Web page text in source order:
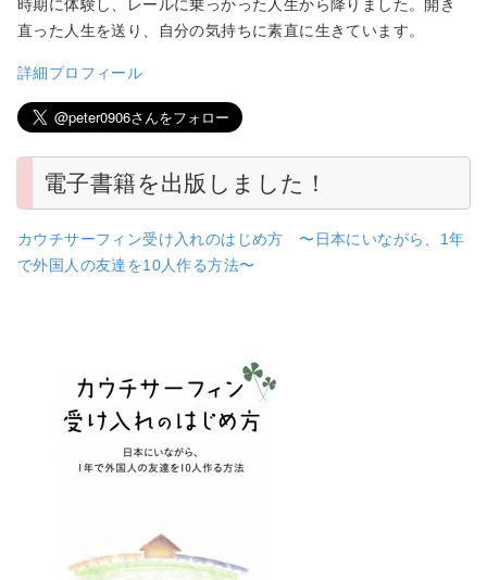
時期に体験し、レールに乗っかった人生から降りました。開き
直った人生を送り、自分の気持ちに素直に生きています。
詳細プロフィール
電子書籍を出版しました！
カウチサーフィン受け入れのはじめ方 〜日本にいながら、1年
で外国人の友達を10人作る方法〜